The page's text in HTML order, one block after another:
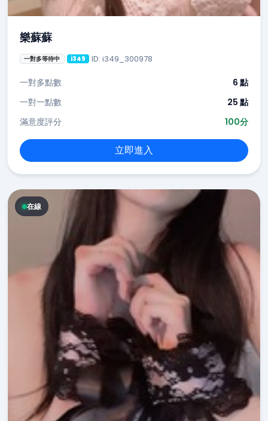
樂蘇蘇
一對多等待中 i349 ID: i349_300978
一對多點數
6 點
一對一點數
25 點
滿意度評分
100分
立即進入
在線